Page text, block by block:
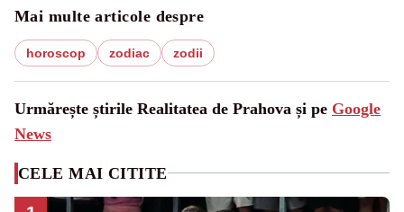
Mai multe articole despre
horoscop zodiac zodii
Urmărește știrile Realitatea de Prahova și pe Google
News
CELE MAI CITITE